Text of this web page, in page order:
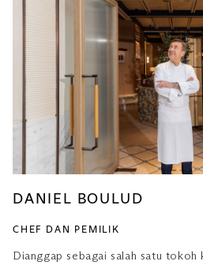
DANIEL BOULUD
CHEF DAN PEMILIK
Dianggap sebagai salah satu tokoh